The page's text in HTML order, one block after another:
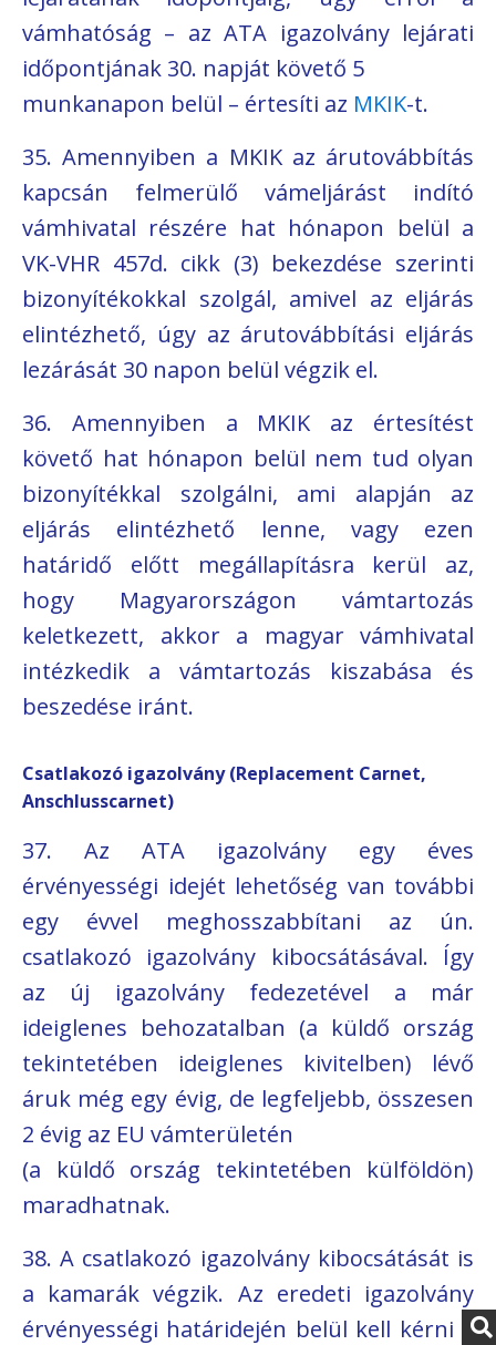
vámhatóság – az ATA igazolvány lejárati
időpontjának 30. napját követő 5
munkanapon belül – értesíti az MKIK-t.
35. Amennyiben a MKIK az árutovábbítás
kapcsán felmerülő vámeljárást indító
vámhivatal részére hat hónapon belül a
VK-VHR 457d. cikk (3) bekezdése szerinti
bizonyítékokkal szolgál, amivel az eljárás
elintézhető, úgy az árutovábbítási eljárás
lezárását 30 napon belül végzik el.
36. Amennyiben a MKIK az értesítést
követő hat hónapon belül nem tud olyan
bizonyítékkal szolgálni, ami alapján az
eljárás elintézhető lenne, vagy ezen
határidő előtt megállapításra kerül az,
hogy Magyarországon vámtartozás
keletkezett, akkor a magyar vámhivatal
intézkedik a vámtartozás kiszabása és
beszedése iránt.
Csatlakozó igazolvány (Replacement Carnet,
Anschlusscarnet)
37. Az ATA igazolvány egy éves
érvényességi idejét lehetőség van további
egy évvel meghosszabbítani az ún.
csatlakozó igazolvány kibocsátásával. Így
az új igazolvány fedezetével a már
ideiglenes behozatalban (a küldő ország
tekintetében ideiglenes kivitelben) lévő
áruk még egy évig, de legfeljebb, összesen
2 évig az EU vámterületén
(a küldő ország tekintetében külföldön)
maradhatnak.
38. A csatlakozó igazolvány kibocsátását is
a kamarák végzik. Az eredeti igazolvány
érvényességi határidején belül kell kérni a